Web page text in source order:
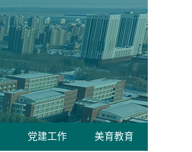
党建工作 美育教育